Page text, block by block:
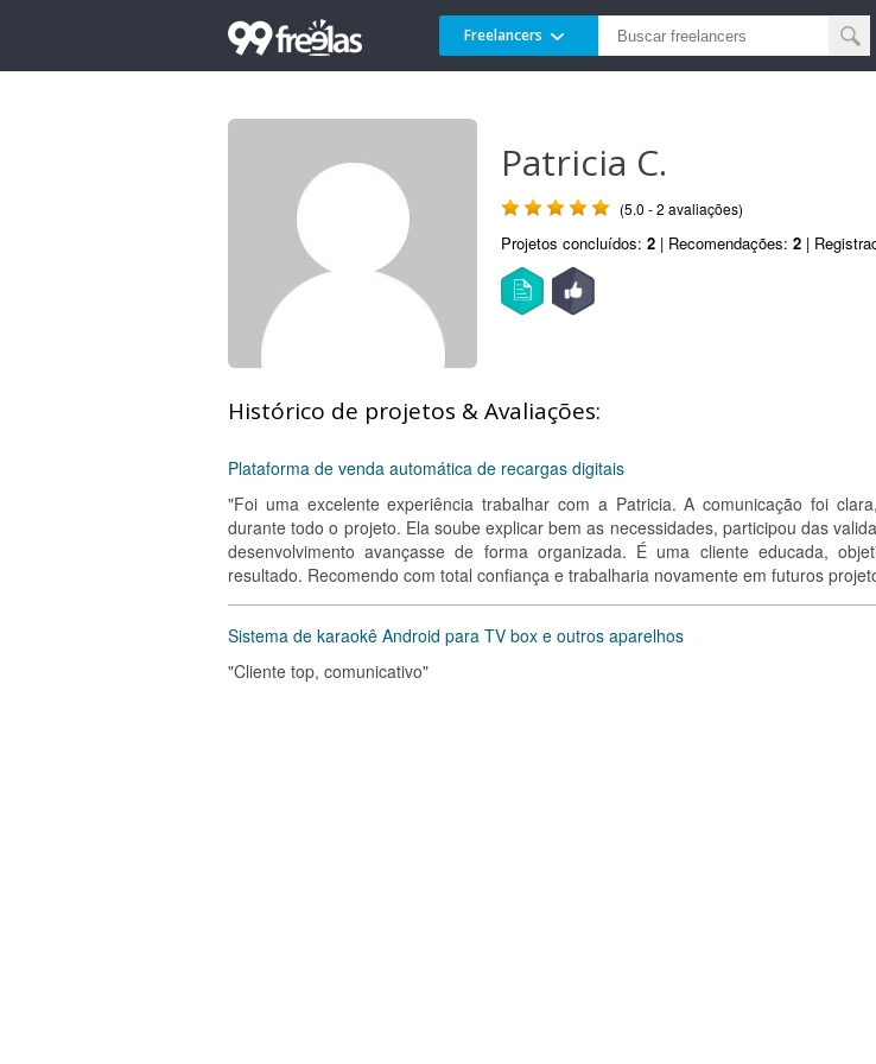
Freelancers
Patricia C.
(5.0 - 2 avaliações)
Projetos concluídos: 2 | Recomendações: 2 |
Histórico de projetos & Avaliações:
Plataforma de venda automática de recargas digitais
"Foi uma excelente experiência trabalhar com a Patricia. A comunicação foi
durante todo o projeto. Ela soube explicar bem as necessidades, participou das
desenvolvimento avançasse de forma organizada. É uma cliente educada,
resultado. Recomendo com total confiança e trabalharia novamente em futuros
Sistema de karaokê Android para TV box e outros aparelhos
"Cliente top, comunicativo"